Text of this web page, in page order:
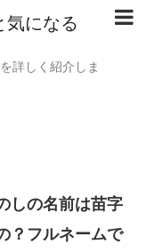
気になる
詳しく紹介しま
しの名前は苗字
？フルネームで